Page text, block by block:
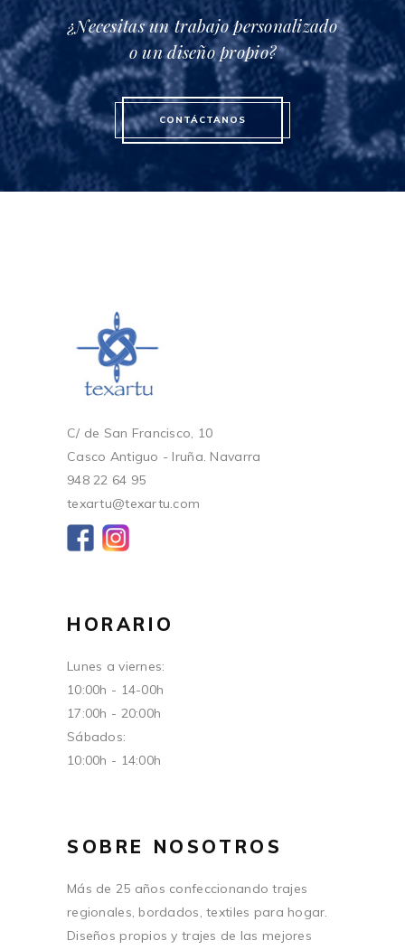
¿Necesitas un trabajo personalizado
o un diseño propio?
CONTÁCTANOS
C/ de San Francisco, 10
Casco Antiguo - Iruña. Navarra
948 22 64 95
texartu@texartu.com
HORARIO
Lunes a viernes:
10:00h - 14-00h
17:00h - 20:00h
Sábados:
10:00h - 14:00h
SOBRE NOSOTROS
Más de 25 años confeccionando trajes
regionales, bordados, textiles para hogar.
Diseños propios y trajes de las mejores